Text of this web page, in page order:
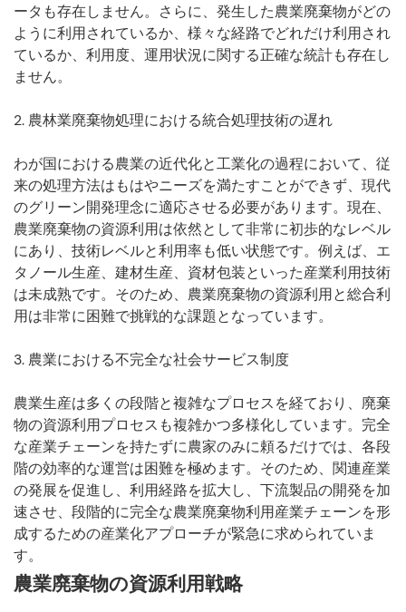
ータも存在しません。さらに、発生した農業廃棄物がどの
ように利用されているか、様々な経路でどれだけ利用され
ているか、利用度、運用状況に関する正確な統計も存在し
ません。
2. 農林業廃棄物処理における統合処理技術の遅れ
わが国における農業の近代化と工業化の過程において、従
来の処理方法はもはやニーズを満たすことができず、現代
のグリーン開発理念に適応させる必要があります。現在、
農業廃棄物の資源利用は依然として非常に初歩的なレベル
にあり、技術レベルと利用率も低い状態です。例えば、エ
タノール生産、建材生産、資材包装といった産業利用技術
は未成熟です。そのため、農業廃棄物の資源利用と総合利
用は非常に困難で挑戦的な課題となっています。
3. 農業における不完全な社会サービス制度
農業生産は多くの段階と複雑なプロセスを経ており、廃棄
物の資源利用プロセスも複雑かつ多様化しています。完全
な産業チェーンを持たずに農家のみに頼るだけでは、各段
階の効率的な運営は困難を極めます。そのため、関連産業
の発展を促進し、利用経路を拡大し、下流製品の開発を加
速させ、段階的に完全な農業廃棄物利用産業チェーンを形
成するための産業化アプローチが緊急に求められていま
す。
農業廃棄物の資源利用戦略